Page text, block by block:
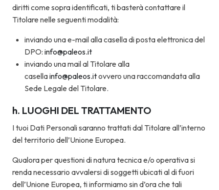
diritti come sopra identificati, ti basterà contattare il
Titolare nelle seguenti modalità:
inviando una e-mail alla casella di posta elettronica del
DPO: info@paleos.it
inviando una mail al Titolare alla
casellainfo@paleos.itovvero una raccomandata alla
Sede Legale del Titolare.
h. LUOGHI DEL TRATTAMENTO
I tuoi Dati Personali saranno trattati dal Titolare all’interno
del territorio dell’Unione Europea.
Qualora per questioni di natura tecnica e/o operativa si
renda necessario avvalersi di soggetti ubicati al di fuori
dell’Unione Europea, ti informiamo sin d’ora che tali